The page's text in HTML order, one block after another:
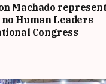
Machado
Human Leaders
Congress